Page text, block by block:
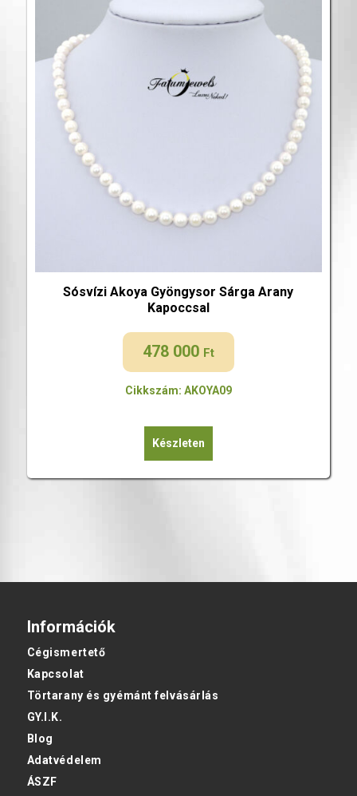
Sósvízi Akoya Gyöngysor Sárga Arany
Kapoccsal
478 000 Ft
Cikkszám: AKOYA09
Készleten
Információk
Cégismertető
Kapcsolat
Törtarany és gyémánt felvásárlás
GY.I.K.
Blog
Adatvédelem
ÁSZF